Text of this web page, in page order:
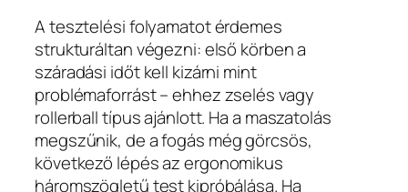
A tesztelési folyamatot érdemes
strukturáltan végezni: első körben a
száradási időt kell kizárni mint
problémaforrást – ehhez zselés vagy
rollerball típus ajánlott. Ha a maszatolás
megszűnik, de a fogás még görcsös,
következő lépés az ergonomikus
háromszögletű test kipróbálása. Ha